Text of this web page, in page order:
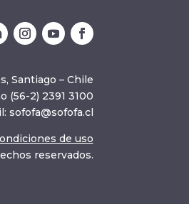
Santiago – Chile
(56-2) 2391 3100
sofofa@sofofa.cl
de uso
reservados.